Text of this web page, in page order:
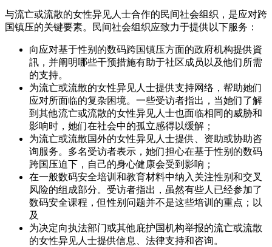
与流亡或流散的女性异见人士合作的民间社会组织，是应对跨
国镇压的关键要素。民间社会组织应致力于提供以下服务：
向应对基于性别的数码跨国镇压方面的政府机构提供資
訊，并阐明哪些干预措施有助于社区成员以及他们所需
的支持。
为流亡或流散的女性异见人士提供支持网络，帮助她们
应对所面临的复杂困境。一些受访者指出，当她们了解
到其他流亡或流散的女性异见人士也面临相同的威胁和
影响时，她们在社会中的孤立感得以缓解；
为流亡或流散国外的女性异见人士提供、资助或协助咨
询服务。多名受访者表示，她们担心在基于性别的数码
跨国压迫下，自己的身心健康会受到影响；
在一般数码安全培训和教育材料中纳入关注性别和交叉
风险的组成部分。受访者指出，虽然有些人已经参加了
数码安全课程，但性别问题并不是这些培训的重点；以
及
为决定向执法部门或其他庇护国机构举报的流亡或流散
的女性异见人士提供信息、法律支持和咨询。